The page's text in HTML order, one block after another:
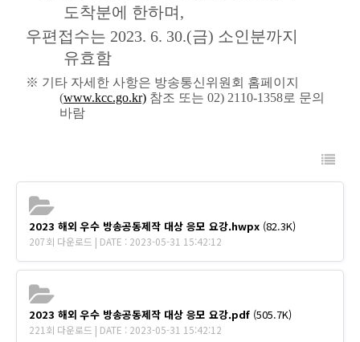
도착분에 한하며 ,
우편접수는 2023. 6. 30.(금) 소인분까지
유효함
※ 기타 자세한 사항은 방송통신위원회 홈페이지
(www.kcc.go.kr) 참조 또는02) 2110-1358로 문의
바람
2023 해외 우수 방송공동제작 대상 응모 요강.hwpx (82.3K)
207회 다운로드 | DATE : 2023-05-31 15:42:12
2023 해외 우수 방송공동제작 대상 응모 요강.pdf (505.7K)
221회 다운로드 | DATE : 2023-05-31 15:42:12